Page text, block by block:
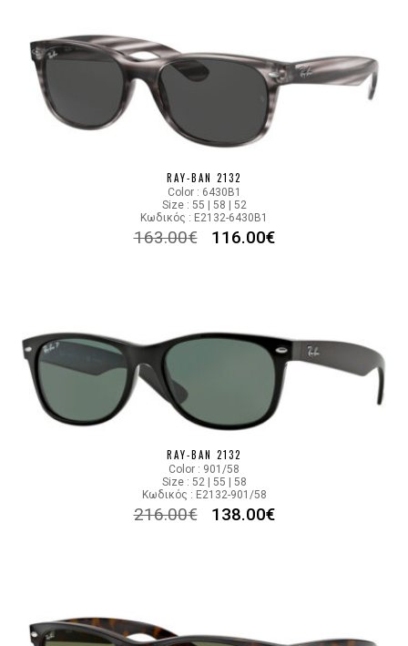
RAY-BAN 2132
Color : 6430B1
Size : 55 | 58 | 52
Κωδικός : E2132-6430B1
163.00€ 116.00€
RAY-BAN 2132
Color : 901/58
Size : 52 | 55 | 58
Κωδικός : E2132-901/58
216.00€ 138.00€